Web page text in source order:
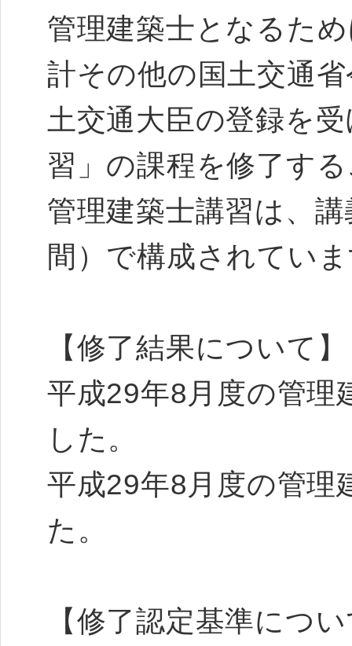
管理建築士となるた
計その他の国土交通
土交通大臣の登録を
習」の課程を修了す
管理建築士講習は、
間）で構成されてい
【修了結果について
平成29年8月度の管理
した。
平成29年8月度の管理
た。
【修了認定基準につ